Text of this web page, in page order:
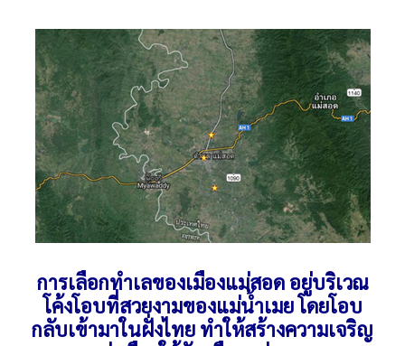
การเลือกทำเลของเมืองแม่สอด อยู่บริเวณ
โค้งโอบที่สวยงามของแม่น้ำเมย โดยโอบ
กลับเข้ามาในฝั่งไทย ทำให้สร้างความเจริญ